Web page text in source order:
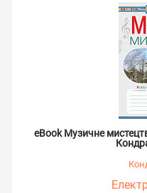
eBook Музичне